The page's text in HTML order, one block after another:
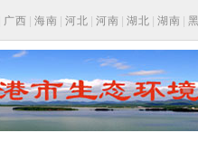
广西 海南 河北 河南 湖北 湖南